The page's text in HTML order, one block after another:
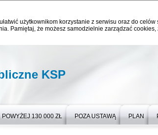
użytkownikom korzystanie z serwisu oraz do
Pamiętaj, że możesz samodzielnie zarządzać
KSP
POWYŻEJ 130 000 ZŁ POZA USTAWĄ PLAN